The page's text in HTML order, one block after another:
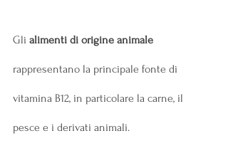
Gli alimenti di origine animale
rappresentano la principale fonte di
vitamina B12, in particolare la carne, il
pesce e i derivati animali.